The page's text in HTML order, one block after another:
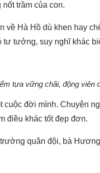
trầm của con.
về Hà Hồ dù khen hay
tư tưởng, suy nghĩ khác
tựa vững chãi, động viên
đời mình. Chuyện
điều khác tốt đẹp đơn.
quân đội, bà